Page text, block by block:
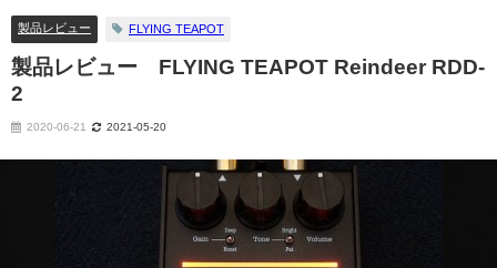
製品レビュー FLYING TEAPOT
製品レビュー FLYING TEAPOT Reindeer RDD-
2
2020-06-21 2021-05-20